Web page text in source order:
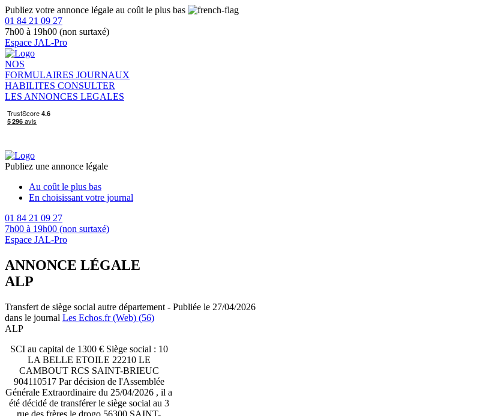
Publiez votre annonce légale au coût le plus bas
01 84 21 09 27
7h00 à 19h00 (non surtaxé)
Espace JAL-Pro
NOS
FORMULAIRES JOURNAUX
HABILITES CONSULTER
LES ANNONCES LEGALES
Publiez une annonce légale
Au coût le plus bas
En choisissant votre journal
01 84 21 09 27
7h00 à 19h00 (non surtaxé)
Espace JAL-Pro
ANNONCE LÉGALE
ALP
Transfert de siège social autre département - Publiée le 27/04/2026
dans le journal Les Echos.fr (Web) (56)
ALP
SCI au capital de 1300 € Siège social : 10
LA BELLE ETOILE 22210 LE
CAMBOUT RCS SAINT-BRIEUC
904110517 Par décision de l'Assemblée
Générale Extraordinaire du 25/04/2026 , il a
été décidé de transférer le siège social au 3
rue des frères le drogo 56300 SAINT-